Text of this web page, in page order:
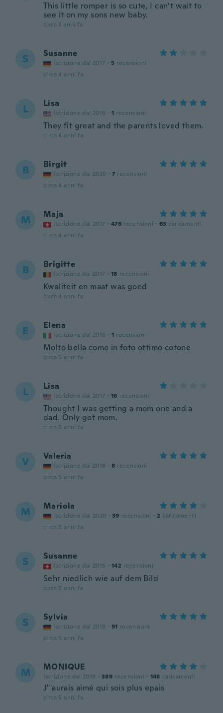
This little romper is so cute, I can’t wait to
see it on my sons new baby.
circa 3 anni fa
S Susanne
Iscrizione dal 2017 · 5 recensioni
circa 4 anni fa
L Lisa
Iscrizione dal 2016 · 1 recensioni
They fit great and the parents loved them.
circa 4 anni fa
B Birgit
Iscrizione dal 2020 · 7 recensioni
circa 4 anni fa
M Maja
Iscrizione dal 2017 · 476 recensioni · 63 caricamenti
circa 4 anni fa
B Brigitte
Iscrizione dal 2017 · 18 recensioni
Kwaliteit en maat was goed
circa 4 anni fa
E Elena
Iscrizione dal 2016 · 1 recensioni
Molto bella come in foto ottimo cotone
circa 5 anni fa
L Lisa
Iscrizione dal 2017 · 16 recensioni
Thought I was getting a mom one and a
dad. Only got mom.
circa 5 anni fa
V Valeria
Iscrizione dal 2018 · 8 recensioni
circa 5 anni fa
M Mariola
Iscrizione dal 2020 · 39 recensioni · 2 caricamenti
circa 5 anni fa
S Susanne
Iscrizione dal 2015 · 142 recensioni
Sehr niedlich wie auf dem Bild
circa 5 anni fa
S Sylvia
Iscrizione dal 2018 · 91 recensioni
circa 5 anni fa
M MONIQUE
Iscrizione dal 2019 · 389 recensioni · 148 caricamenti
J"'aurais aimé qui sois plus epais
circa 5 anni fa